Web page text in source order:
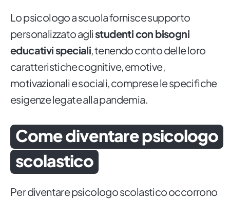
Lo psicologo a scuola fornisce supporto
personalizzato aglistudenti con bisogni
educativi speciali, tenendo conto delle loro
caratteristiche cognitive, emotive,
motivazionali e sociali, comprese le specifiche
esigenze legate alla pandemia.
Come diventare psicologo
scolastico
Per diventare psicologo scolastico occorrono